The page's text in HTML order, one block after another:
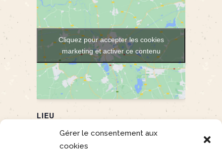
Gérer le consentement aux
cookies
LIEU
Refuge du Pelvoux
Vallouise-Pelvoux
Cliquez pour accepter les cookies
marketing et activer ce contenu